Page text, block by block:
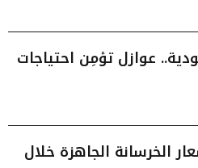
عوازل تؤمِن احتياجات
الخرسانة الجاهزة خلال